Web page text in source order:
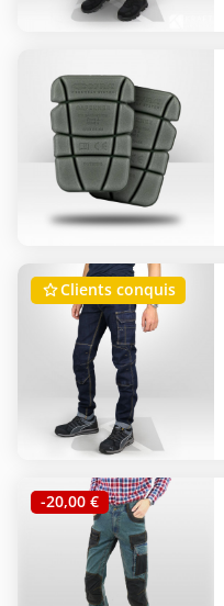
Clients conquis
-20,00 €